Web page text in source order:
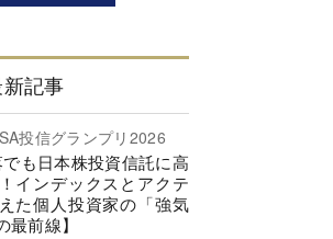
記事
投信グランプリ2026
も日本株投資信託に高
インデックスとアクテ
た個人投資家の「強気
前線】